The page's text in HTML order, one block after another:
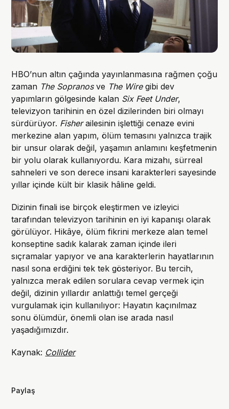
HBO’nun altın çağında yayınlanmasına rağmen çoğu
zaman The Sopranosve The Wiregibi dev
yapımların gölgesinde kalan Six Feet Under,
televizyon tarihinin en özel dizilerinden biri olmayı
sürdürüyor. Fisherailesinin işlettiği cenaze evini
merkezine alan yapım, ölüm temasını yalnızca trajik
bir unsur olarak değil, yaşamın anlamını keşfetmenin
bir yolu olarak kullanıyordu. Kara mizahı, sürreal
sahneleri ve son derece insani karakterleri sayesinde
yıllar içinde kült bir klasik hâline geldi.
Dizinin finali ise birçok eleştirmen ve izleyici
tarafından televizyon tarihinin en iyi kapanışı olarak
görülüyor. Hikâye, ölüm fikrini merkeze alan temel
konseptine sadık kalarak zaman içinde ileri
sıçramalar yapıyor ve ana karakterlerin hayatlarının
nasıl sona erdiğini tek tek gösteriyor. Bu tercih,
yalnızca merak edilen sorulara cevap vermek için
değil, dizinin yıllardır anlattığı temel gerçeği
vurgulamak için kullanılıyor: Hayatın kaçınılmaz
sonu ölümdür, önemli olan ise arada nasıl
yaşadığımızdır.
Kaynak: Collider
Paylaş